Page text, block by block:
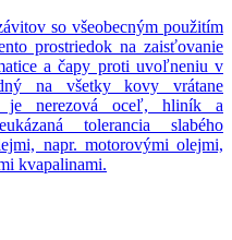
so všeobecným použitím
prostriedok na zaisťovanie
a čapy proti uvoľneniu v
na všetky kovy vrátane
je nerezová oceľ, hliník a
tolerancia slabého
napr. motorovými olejmi,
kvapalinami.